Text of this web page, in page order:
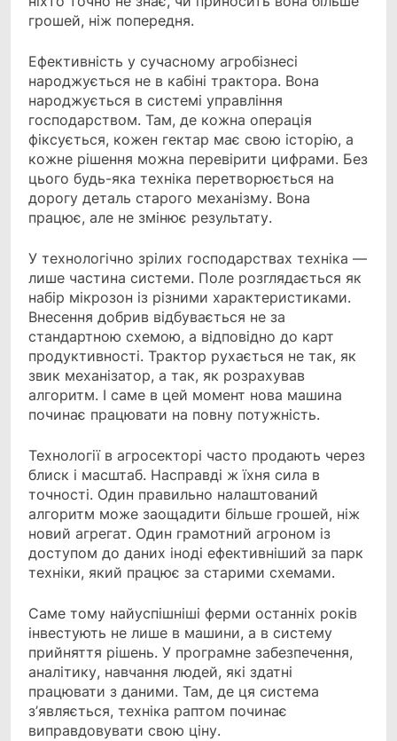
грошей, ніж попередня.
Ефективність у сучасному агробізнесі
народжується не в кабіні трактора. Вона
народжується в системі управління
господарством. Там, де кожна операція
фіксується, кожен гектар має свою історію, а
кожне рішення можна перевірити цифрами. Без
цього будь-яка техніка перетворюється на
дорогу деталь старого механізму. Вона
працює, але не змінює результату.
У технологічно зрілих господарствах техніка —
лише частина системи. Поле розглядається як
набір мікрозон із різними характеристиками.
Внесення добрив відбувається не за
стандартною схемою, а відповідно до карт
продуктивності. Трактор рухається не так, як
звик механізатор, а так, як розрахував
алгоритм. І саме в цей момент нова машина
починає працювати на повну потужність.
Технології в агросекторі часто продають через
блиск і масштаб. Насправді ж їхня сила в
точності. Один правильно налаштований
алгоритм може заощадити більше грошей, ніж
новий агрегат. Один грамотний агроном із
доступом до даних іноді ефективніший за парк
техніки, який працює за старими схемами.
Саме тому найуспішніші ферми останніх років
інвестують не лише в машини, а в систему
прийняття рішень. У програмне забезпечення,
аналітику, навчання людей, які здатні
працювати з даними. Там, де ця система
з’являється, техніка раптом починає
виправдовувати свою ціну.